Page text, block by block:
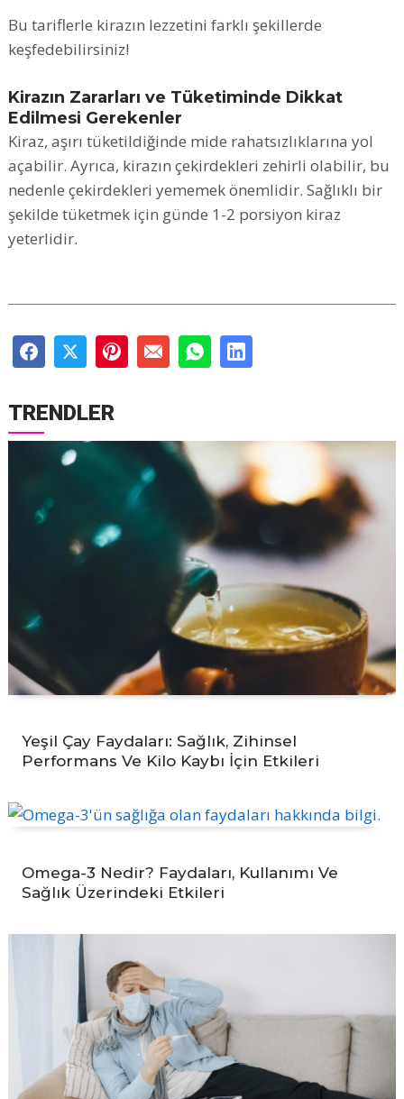
Bu tariflerle kirazın lezzetini farklı şekillerde
keşfedebilirsiniz!
Kirazın Zararları ve Tüketiminde Dikkat
Edilmesi Gerekenler
Kiraz, aşırı tüketildiğinde mide rahatsızlıklarına yol
açabilir. Ayrıca, kirazın çekirdekleri zehirli olabilir, bu
nedenle çekirdekleri yememek önemlidir. Sağlıklı bir
şekilde tüketmek için günde 1-2 porsiyon kiraz
yeterlidir.
TRENDLER
Yeşil Çay Faydaları: Sağlık, Zihinsel
Performans Ve Kilo Kaybı İçin Etkileri
Omega-3 Nedir? Faydaları, Kullanımı Ve
Sağlık Üzerindeki Etkileri